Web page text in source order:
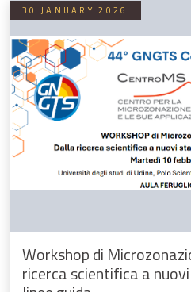
30 JANUARY 2026
Workshop di
ricerca scientifica a